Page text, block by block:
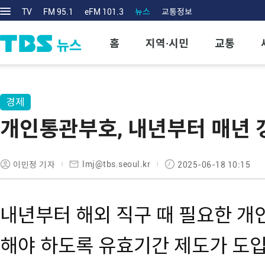
TV FM 95.1 eFM 101.3 뉴스 교통정보
홈 지역·시민 교통
경제
개인통관부호, 내년부터 매년
이민정 기자 lmj@tbs.seoul.kr 2025-06-18 10:15
내년부터 해외 직구 때 필요한 개
해야 하도록 유효기간 제도가 도